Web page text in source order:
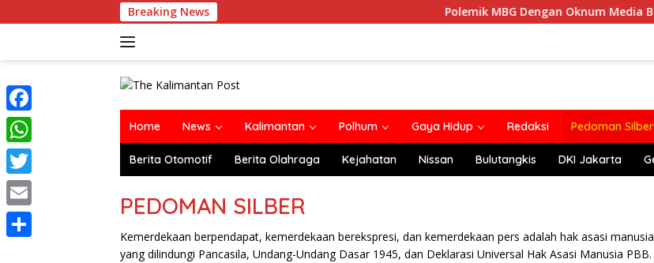
ke
Breaking News Polemik MBG Dengan Oknum Media Berakhir
Home News Kalimantan Polhum Gaya Hidup Redaksi Pedoman Silber
Berita Otomotif Berita Olahraga Kejahatan Nissan Bulutangkis DKI Jakarta
PEDOMAN SILBER
Kemerdekaan berpendapat, kemerdekaan berekspresi, dan kemerdekaan pers adalah hak asasi manusia
yang dilindungi Pancasila, Undang-Undang Dasar 1945, dan Deklarasi Universal Hak Asasi Manusia PBB.
F
a
c
e
b
W
h
a
T
w
i
E